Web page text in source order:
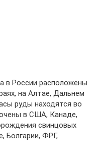
в России расположены
на Алтае, Дальнем
руды находятся во
в США, Канаде,
свинцовых
Болгарии, ФРГ,